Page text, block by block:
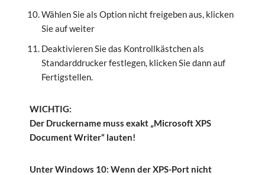
Wählen Sie als Option nicht freigeben aus, klicken
Sie auf weiter
Deaktivieren Sie das Kontrollkästchen als
Standarddrucker festlegen, klicken Sie dann auf
Fertigstellen.
WICHTIG:
Der Druckername muss exakt „Microsoft XPS
Document Writer“ lauten!
Unter Windows 10: Wenn der XPS-Port nicht